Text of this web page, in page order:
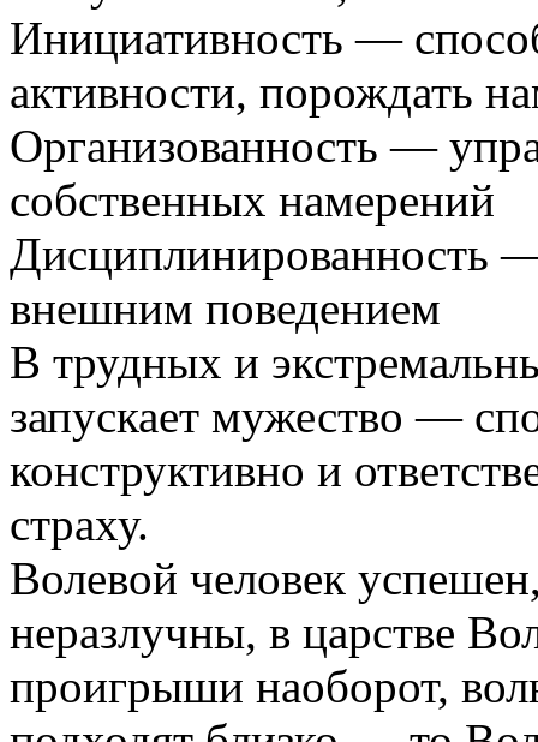
Инициативность —
активности, порождать
Организованность —
собственных намерений
Дисциплинированность
внешним поведением
В трудных и
запускает мужество —
конструктивно и
страху.
Волевой человек
неразлучны, в царстве
проигрыши наоборот,